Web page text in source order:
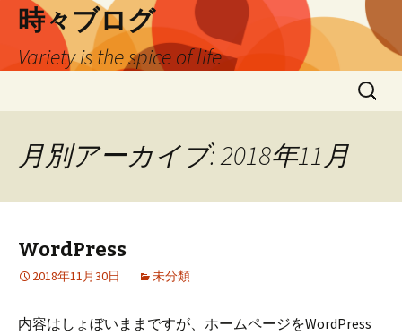
時々ブログ
Variety is the spice of life
検
索:
月別アーカイブ: 2018年11月
WordPress
2018年11月30日 未分類
内容はしょぼいままですが、ホームページをWordPress